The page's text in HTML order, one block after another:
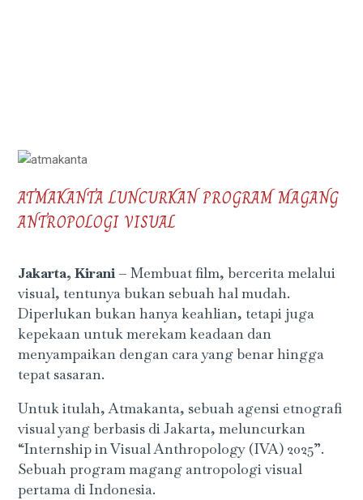
ATMAKANTA LUNCURKAN PROGRAM MAGANG
ANTROPOLOGI VISUAL
Jakarta, Kirani – Membuat film, bercerita melalui
visual, tentunya bukan sebuah hal mudah.
Diperlukan bukan hanya keahlian, tetapi juga
kepekaan untuk merekam keadaan dan
menyampaikan dengan cara yang benar hingga
tepat sasaran.
Untuk itulah, Atmakanta, sebuah agensi etnografi
visual yang berbasis di Jakarta, meluncurkan
“Internship in Visual Anthropology (IVA) 2025”.
Sebuah program magang antropologi visual
pertama di Indonesia.